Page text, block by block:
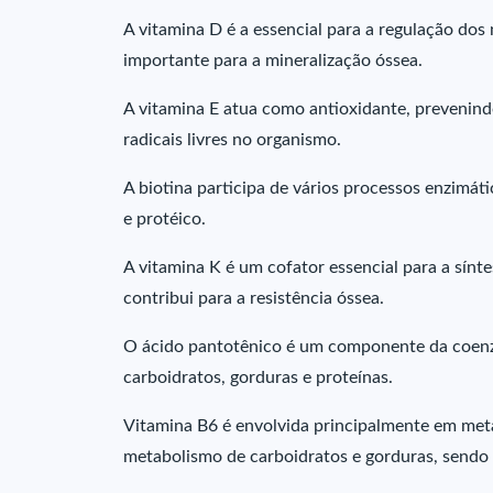
A vitamina D é a essencial para a regulação
importante para a mineralização óssea.
A vitamina E atua como antioxidante,
radicais livres no organismo.
A biotina participa de vários processos
e protéico.
A vitamina K é um cofator essencial para a
contribui para a resistência óssea.
O ácido pantotênico é um componente da
carboidratos, gorduras e proteínas.
Vitamina B6 é envolvida principalmente em
metabolismo de carboidratos e gorduras,